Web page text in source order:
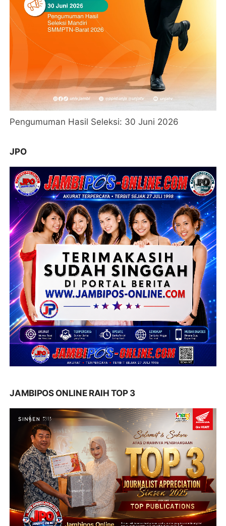
Pengumuman Hasil Seleksi: 30 Juni 2026
JPO
JAMBIPOS ONLINE RAIH TOP 3